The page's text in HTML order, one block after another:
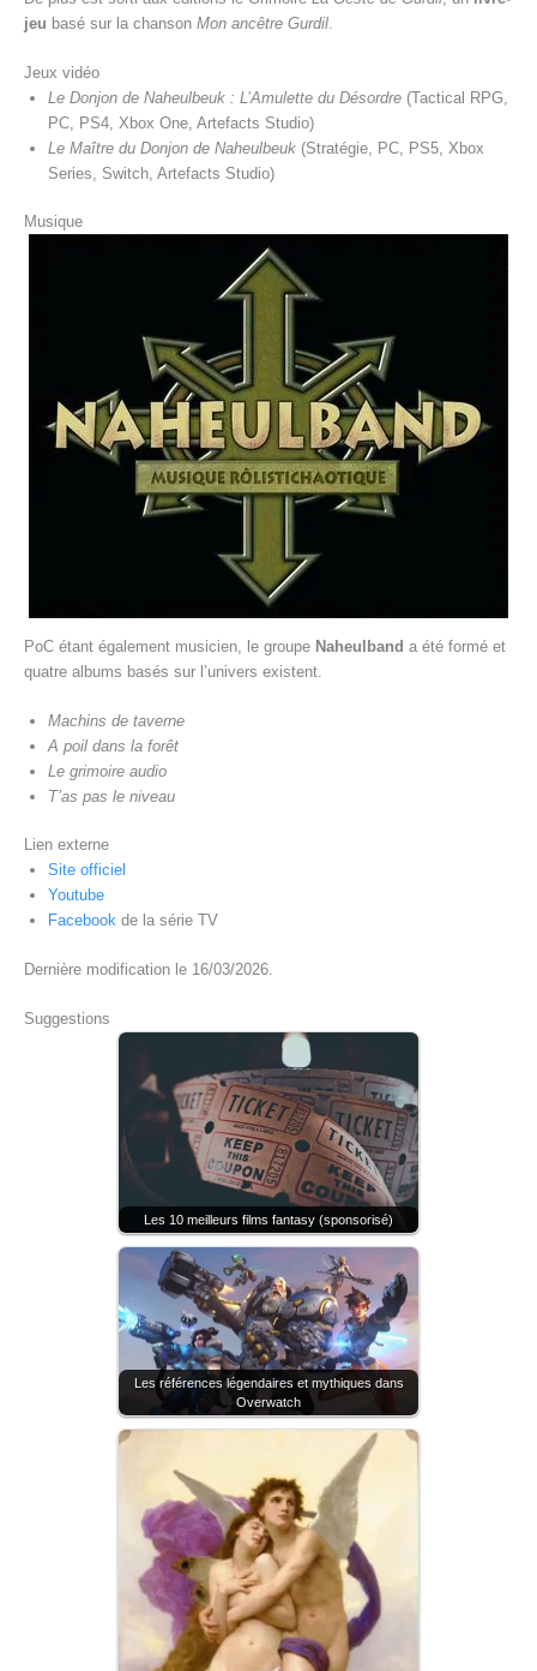
jeu basé sur la chanson Mon ancêtre Gurdil
Jeux vidéo
Le Donjon de Naheulbeuk : L’Amulette du Désordre (Tactical RPG,
PC, PS4, Xbox One, Artefacts Studio)
Le Maître du Donjon de Naheulbeuk (Stratégie, PC, PS5, Xbox
Series, Switch, Artefacts Studio)
Musique
PoC étant également musicien, le groupe Naheulband a été formé et
quatre albums basés sur l’univers existent.
Machins de taverne
A poil dans la forêt
Le grimoire audio
T’as pas le niveau
Lien externe
Site officiel
Youtube
Facebook de la série TV
Dernière modification le 16/03/2026.
Suggestions
Les 10 meilleurs films fantasy (sponsorisé)
Les références légendaires et mythiques dans
Overwatch